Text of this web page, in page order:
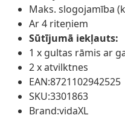
Maks. slogojamība
Ar 4 riteņiem
Sūtījumā iekļauts:
1 x gultas rāmis ar
2 x atvilktnes
EAN:8721102942525
SKU:3301863
Brand:vidaXL